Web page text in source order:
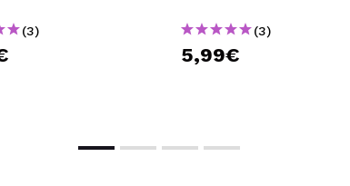
(3) (3)
5,99€